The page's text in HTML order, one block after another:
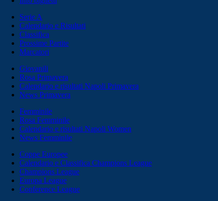
Serie A
Calendario e Risultati
Classifica
Prossime Partite
Marcatori
Giovanili
Rosa Primavera
Calendario e risultati Napoli Primavera
News Primavera
Femminile
Rosa Femminile
Calendario e risultati Napoli Women
News Femminile
Coppe Europee
Calendario e Classifica Champions League
Champions League
Europa League
Conference League